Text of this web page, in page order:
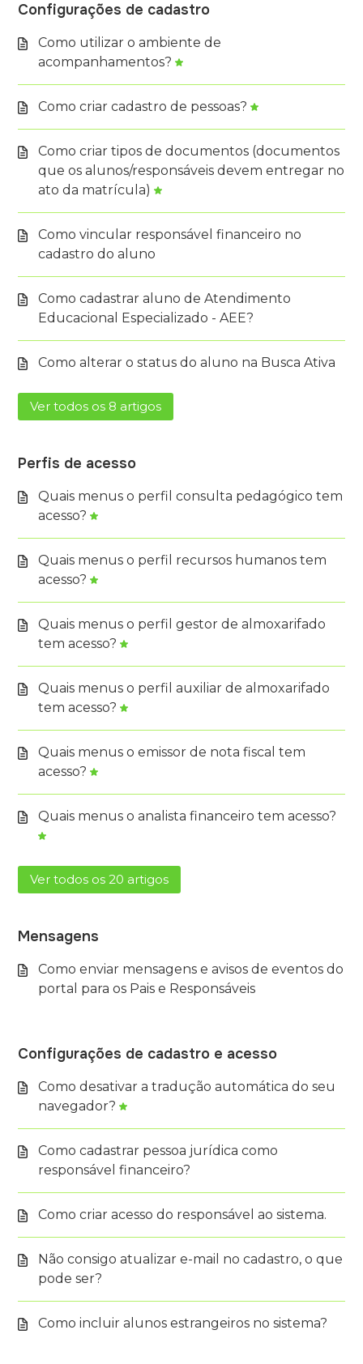
Configurações de cadastro
Como utilizar o ambiente de
acompanhamentos?
Como criar cadastro de pessoas?
Como criar tipos de documentos (documentos
que os alunos/responsáveis ​​devem entregar no
ato da matrícula)
Como vincular responsável financeiro no
cadastro do aluno
Como cadastrar aluno de Atendimento
Educacional Especializado - AEE?
Como alterar o status do aluno na Busca Ativa
Ver todos os 8 artigos
Perfis de acesso
Quais menus o perfil consulta pedagógico tem
acesso?
Quais menus o perfil recursos humanos tem
acesso?
Quais menus o perfil gestor de almoxarifado
tem acesso?
Quais menus o perfil auxiliar de almoxarifado
tem acesso?
Quais menus o emissor de nota fiscal tem
acesso?
Quais menus o analista financeiro tem acesso?
Ver todos os 20 artigos
Mensagens
Como enviar mensagens e avisos de eventos do
portal para os Pais e Responsáveis
Configurações de cadastro e acesso
Como desativar a tradução automática do seu
navegador?
Como cadastrar pessoa jurídica como
responsável financeiro?
Como criar acesso do responsável ao sistema.
Não consigo atualizar e-mail no cadastro, o que
pode ser?
Como incluir alunos estrangeiros no sistema?